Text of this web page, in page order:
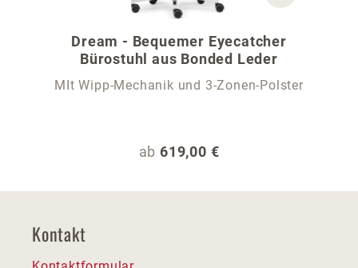
Dream - Bequemer Eyecatcher
Bürostuhl aus Bonded Leder
MIt Wipp-Mechanik und 3-Zonen-Polster
Regulärer Preis:
ab 619,00 €
Kontakt